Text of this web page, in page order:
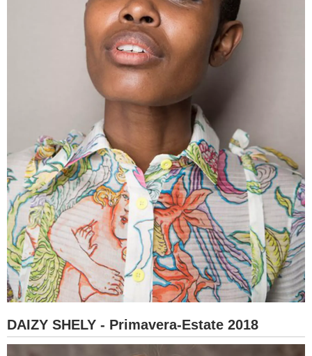
DAIZY SHELY - Primavera-Estate 2018